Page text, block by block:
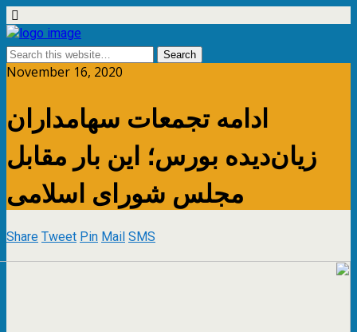
November 16, 2020
ادامه تجمعات سهامداران
زیان‌دیده بورس؛ این بار مقابل
مجلس شورای اسلامی
ShareTweetPinMailSMS